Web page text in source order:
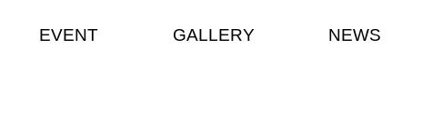
EVENT GALLERY NEWS